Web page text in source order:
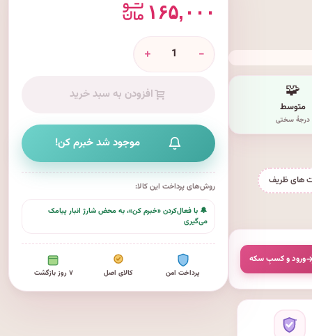
🧩
متوسط
درجهٔ سختی
های ظریف
ورود و کسبِ سکه
۱۶۵,۰۰۰
-
+
افزودن به سبد خرید
موجود شد خبرم کن!
روش‌های پرداخت این کالا:
🔔 با فعال‌کردن «خبرم کن»، به محض شارژ انبار پیامک
می‌گیری
پرداخت امن کالای اصل ۷ روز بازگشت